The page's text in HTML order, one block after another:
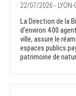
22/07/2026 - LYON-
La Direction de la
d’environ 400
ville, assure le
espaces publics
patrimoine de